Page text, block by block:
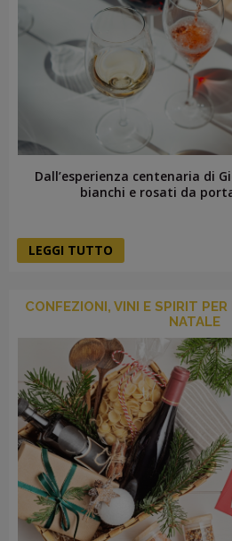
Dall’esperienza centenaria di
bianchi e rosati da
LEGGI TUTTO
CONFEZIONI, VINI E SPIRIT
NATALE